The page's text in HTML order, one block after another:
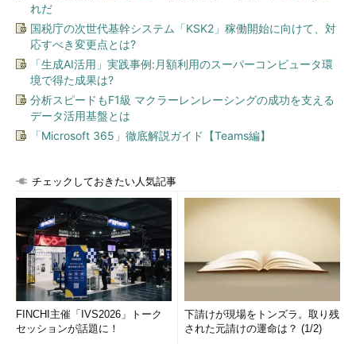
れだ
国税庁の次世代基幹システム「KSK2」稼働開始に向けて、対
応すべき変更点とは?
「生成AI活用」実践事例:月額利用のスーパーコンピュータ環
境で得た成果は?
分析スピードもF1級 マクラーレンレーシングの成功を支える
データ活用基盤とは
「Microsoft 365」徹底解説ガイド【Teams編】
チェックしておきたい人気記事
FINCHI主催「IVS2026」トーク
セッションが話題に！
下請けが現場をトンズラ。取り残
された元請けの運命は？ (1/2)